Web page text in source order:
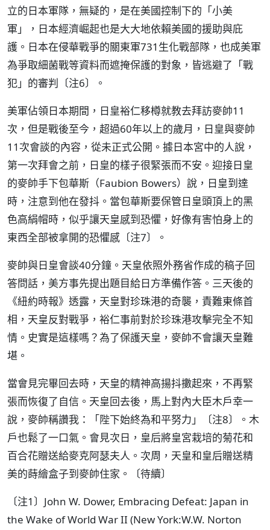
立的日本軍隊，無疑的，是在美國控制下的「小美
軍」，日本經濟崛起也是大大地依賴美國的援助與庇
護。日本在侵華戰爭的關東軍731生化戰部隊，也成美軍
為爭取細菌戰等資料而遮掩保護的對象，皆逃避了「戰
犯」的審判〔注6〕。
美軍佔領日本期間，日皇裕仁移樽就教去拜訪麥帥11
次，但是戰後至今，超過60年以上的歲月，日皇與麥帥
11次會談的內容，從未正式公開。據日本宮中的人說，
第一次拜會之前，日皇的樣子很緊張而不安。迎接日皇
的麥帥手下包華斯（Faubion Bowers）說，日皇到達
時，注意到他在發抖。當包華斯要保管日皇頭頂上的黑
色高絹帽時，似乎讓天皇感到恐懼，好像有害怕身上的
東西全部被拿開的恐懼感〔注7〕。
麥帥與日皇會談40分鐘。天皇依照外務省作成的稿子回
答問話，美方事先提出題目給日方準備作答。三天後的
《紐約時報》透露，天皇對珍珠港的奇襲，責難東條首
相，天皇反對戰爭，裕仁事前對於珍珠港攻擊完全不知
情。史實是這樣嗎？為了保護天皇，麥帥不會讓天皇難
堪。
當會見完畢回去時，天皇的精神高揚抖擻起來，不再緊
張而恢復了自信。天皇回去後，馬上對內大臣木戶幸一
說，麥帥稱讚我：「陛下始終為和平努力」〔注8〕。木
戶也鬆了一口氣。會見次日，皇后將皇宮栽培的菊花和
百合花贈送給麥克阿瑟夫人。次周，天皇和皇后贈送精
美的蒔繪盒子到麥帥住家。〔待續〕
〔注1〕John W. Dower, Embracing Defeat: Japan in
the Wake of World War II (New York:W.W. Norton